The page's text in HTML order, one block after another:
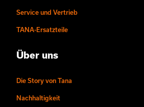
Service und Vertrieb
TANA-Ersatzteile
Über uns
Die Story von Tana
Nachhaltigkeit